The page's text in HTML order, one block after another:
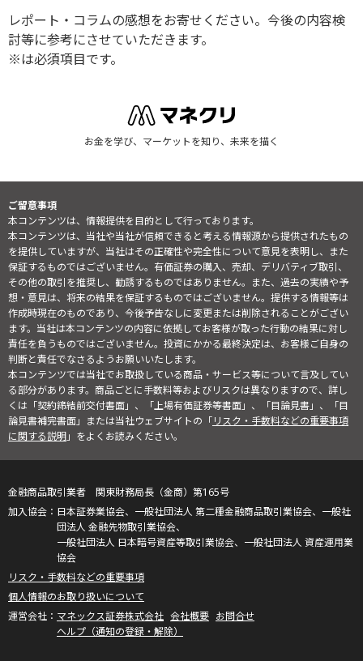
レポート・コラムの感想をお寄せください。今後の内容検
討等に参考にさせていただきます。
※は必須項目です。
お金を学び、マーケットを知り、未来を描く
ご留意事項
本コンテンツは、情報提供を目的として行っております。
本コンテンツは、当社や当社が信頼できると考える情報源から提供されたもの
を提供していますが、当社はその正確性や完全性について意見を表明し、また
保証するものではございません。有価証券の購入、売却、デリバティブ取引、
その他の取引を推奨し、勧誘するものではありません。また、過去の実績や予
想・意見は、将来の結果を保証するものではございません。提供する情報等は
作成時現在のものであり、今後予告なしに変更または削除されることがござい
ます。当社は本コンテンツの内容に依拠してお客様が取った行動の結果に対し
責任を負うものではございません。投資にかかる最終決定は、お客様ご自身の
判断と責任でなさるようお願いいたします。
本コンテンツでは当社でお取扱している商品・サービス等について言及してい
る部分があります。商品ごとに手数料等およびリスクは異なりますので、詳し
くは「契約締結前交付書面」、「上場有価証券等書面」、「目論見書」、「目
論見書補完書面」または当社ウェブサイトの「リスク・手数料などの重要事項
に関する説明」をよくお読みください。
金融商品取引業者 関東財務局長（金商）第165号
日本証券業協会、一般社団法人 第二種金融商品取引業協会、一般社
団法人 金融先物取引業協会、
一般社団法人 日本暗号資産等取引業協会、一般社団法人 資産運用業
協会
リスク・手数料などの重要事項
個人情報のお取り扱いについて
マネックス証券株式会社 会社概要 お問合せ
ヘルプ（通知の登録・解除）